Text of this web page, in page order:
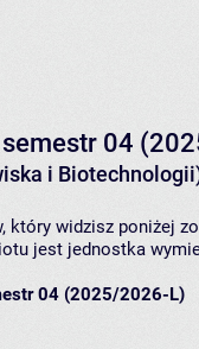
04
i
który widzisz poniżej
jest jednostka
04 (2025/2026-L)